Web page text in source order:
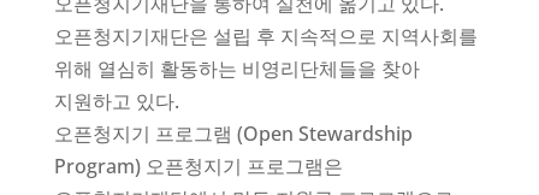
오픈청지기재단은 설립 후 지속적으로 지역사회를
위해 열심히 활동하는 비영리단체들을 찾아
지원하고 있다.
오픈청지기 프로그램 (Open Stewardship
Program) 오픈청지기 프로그램은